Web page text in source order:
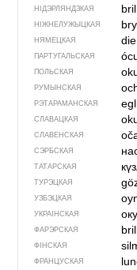
НІДЭРЛЯНДЗКАЯ bril
НІЖНЕЛУЖЫЦКАЯ
НЯМЕЦКАЯ
ПАРТУГАЛЬСКАЯ
ПОЛЬСКАЯ
РУМЫНСКАЯ
РЭТАРАМАНСКАЯ
СЛАВАЦКАЯ
СЛАВЕНСКАЯ
СЭРБСКАЯ
ТАТАРСКАЯ
ТУРЭЦКАЯ
УЗБЭЦКАЯ
УКРАІНСКАЯ
ФАРЭРСКАЯ
ФІНСКАЯ
ФРАНЦУСКАЯ